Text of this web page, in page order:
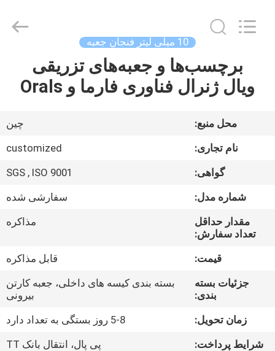
صفحه
اصلی
محصولات
کنترل
Industry
10 میلی لیتر فنجان جعبه
برچسب‌ها و جعبه‌های تزریقی
ویال ژنرال فناوری فارما و Orals
محل منبع:
چین
نام تجاری:
customized
گواهی:
SGS , ISO 9001
شماره مدل:
سفارشی شده
مقدار حداقل
تعداد سفارش:
مذاکره
قیمت:
قابل مذاکره
جزئیات بسته
بندی:
بسته بندی کیسه های داخلی، جعبه کارتن
بیرونی
زمان تحویل:
5-8 روز بستگی به تعداد دارد
شرایط پرداخت:
پی پال، انتقال بانک TT